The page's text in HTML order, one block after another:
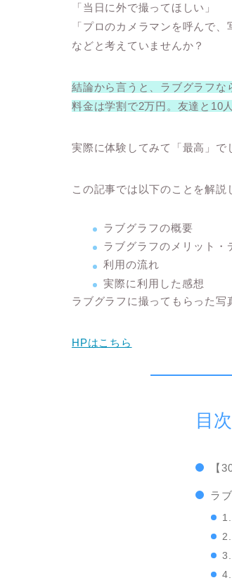
「当日に外で撮ってほしい」
「プロのカメラマンを呼んで、
などと考えていませんか？
結論から言うと、 ラブグラフな
料金は学割で2万円 。友達と10
実際に体験してみて「最高」で
この記事では以下のことを解説
ラブグラフの概要
ラブグラフのメリット・
利用の流れ
実際に利用した感想
ラブグラフに撮ってもらった写
HPはこちら
目次
【
ラ